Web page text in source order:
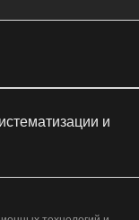
и